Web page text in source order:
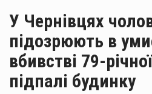
У Чернівцях
підозрюють в
вбивстві 79-
підпалі будинку